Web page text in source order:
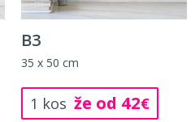
B3
35 x 50 cm
1 kos že od 42€